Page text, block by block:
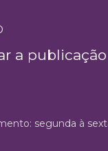
a
segunda à